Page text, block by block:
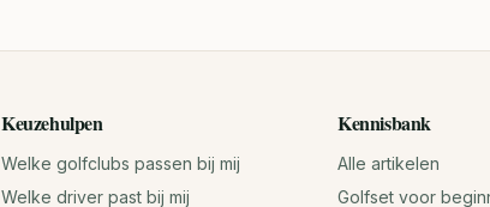
Keuzehulpen
Welke golfclubs passen bij mij
Welke driver past bij mij
Kennisbank
Alle artikelen
Golfset voor